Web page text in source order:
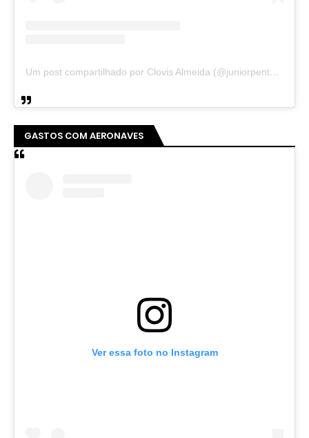
Um post compartilhado por Clovis Almeida (@juniorpentecoste01)
GASTOS COM AERONAVES
Ver essa foto no Instagram